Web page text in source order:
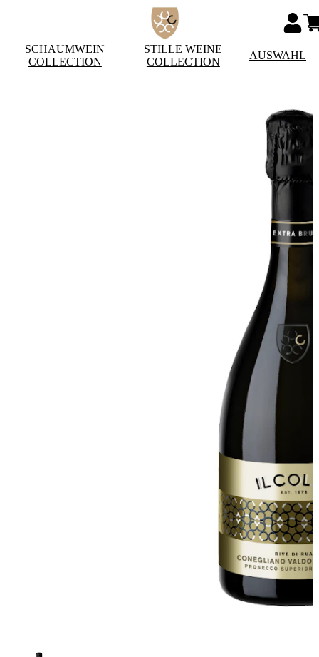
SCHAUMWEIN
COLLECTION
STILLE WEINE
COLLECTION
AUSWAHL